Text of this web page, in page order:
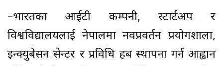
–भारतका आईटी कम्पनी, स्टार्टअप र
विश्वविद्यालयलाई नेपालमा नवप्रवर्तन प्रयोगशाला,
इन्क्युबेसन सेन्टर र प्रविधि हब स्थापना गर्न आह्वान